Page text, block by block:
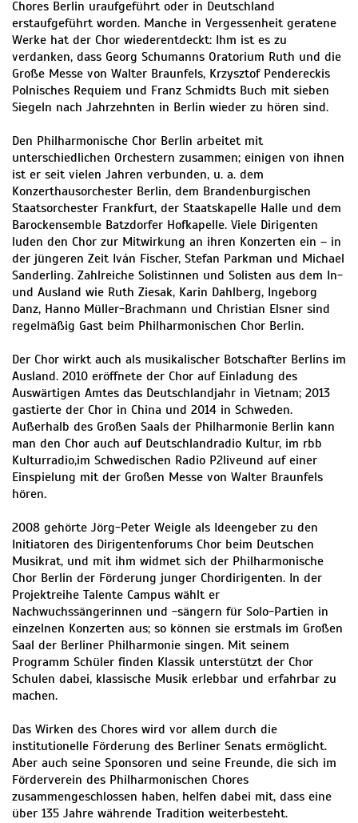
Chores Berlin uraufgeführt oder in Deutschland
erstaufgeführt worden. Manche in Vergessenheit geratene
Werke hat der Chor wiederentdeckt: Ihm ist es zu
verdanken, dass Georg Schumanns Oratorium Ruth und die
Große Messe von Walter Braunfels, Krzysztof Pendereckis
Polnisches Requiem und Franz Schmidts Buch mit sieben
Siegeln nach Jahrzehnten in Berlin wieder zu hören sind.
Den Philharmonische Chor Berlin arbeitet mit
unterschiedlichen Orchestern zusammen; einigen von ihnen
ist er seit vielen Jahren verbunden, u. a. dem
Konzerthausorchester Berlin, dem Brandenburgischen
Staatsorchester Frankfurt, der Staatskapelle Halle und dem
Barockensemble Batzdorfer Hofkapelle. Viele Dirigenten
luden den Chor zur Mitwirkung an ihren Konzerten ein – in
der jüngeren Zeit Iván Fischer, Stefan Parkman und Michael
Sanderling. Zahlreiche Solistinnen und Solisten aus dem In-
und Ausland wie Ruth Ziesak, Karin Dahlberg, Ingeborg
Danz, Hanno Müller-Brachmann und Christian Elsner sind
regelmäßig Gast beim Philharmonischen Chor Berlin.
Der Chor wirkt auch als musikalischer Botschafter Berlins im
Ausland. 2010 eröffnete der Chor auf Einladung des
Auswärtigen Amtes das Deutschlandjahr in Vietnam; 2013
gastierte der Chor in China und 2014 in Schweden.
Außerhalb des Großen Saals der Philharmonie Berlin kann
man den Chor auch auf Deutschlandradio Kultur, im rbb
Kulturradio,im Schwedischen Radio P2liveund auf einer
Einspielung mit der Großen Messe von Walter Braunfels
hören.
2008 gehörte Jörg-Peter Weigle als Ideengeber zu den
Initiatoren des Dirigentenforums Chor beim Deutschen
Musikrat, und mit ihm widmet sich der Philharmonische
Chor Berlin der Förderung junger Chordirigenten. In der
Projektreihe Talente Campus wählt er
Nachwuchssängerinnen und -sängern für Solo-Partien in
einzelnen Konzerten aus; so können sie erstmals im Großen
Saal der Berliner Philharmonie singen. Mit seinem
Programm Schüler finden Klassik unterstützt der Chor
Schulen dabei, klassische Musik erlebbar und erfahrbar zu
machen.
Das Wirken des Chores wird vor allem durch die
institutionelle Förderung des Berliner Senats ermöglicht.
Aber auch seine Sponsoren und seine Freunde, die sich im
Förderverein des Philharmonischen Chores
zusammengeschlossen haben, helfen dabei mit, dass eine
über 135 Jahre währende Tradition weiterbesteht.